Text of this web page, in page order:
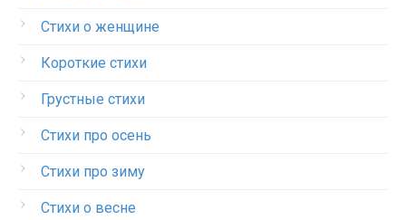
Стихи о женщине
Короткие стихи
Грустные стихи
Стихи про осень
Стихи про зиму
Стихи о весне